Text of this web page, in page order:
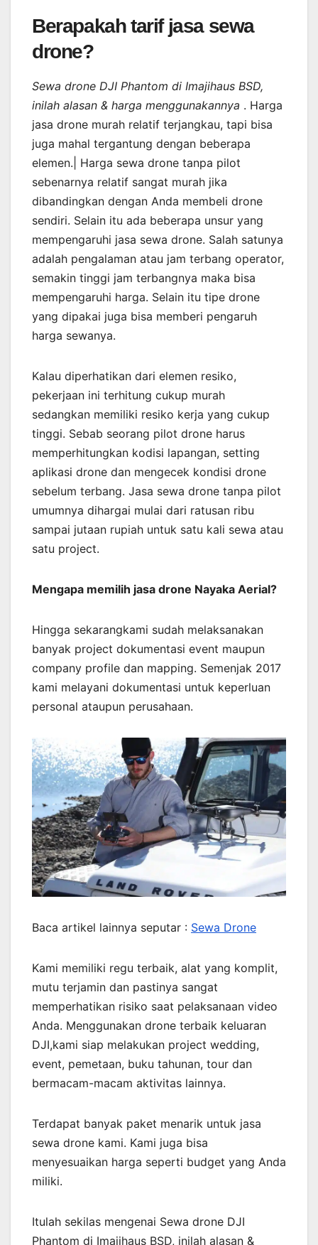
Berapakah tarif jasa sewa
drone?
Sewa drone DJI Phantom di Imajihaus BSD,
inilah alasan & harga menggunakannya . Harga
jasa drone murah relatif terjangkau, tapi bisa
juga mahal tergantung dengan beberapa
elemen.| Harga sewa drone tanpa pilot
sebenarnya relatif sangat murah jika
dibandingkan dengan Anda membeli drone
sendiri. Selain itu ada beberapa unsur yang
mempengaruhi jasa sewa drone. Salah satunya
adalah pengalaman atau jam terbang operator,
semakin tinggi jam terbangnya maka bisa
mempengaruhi harga. Selain itu tipe drone
yang dipakai juga bisa memberi pengaruh
harga sewanya.
Kalau diperhatikan dari elemen resiko,
pekerjaan ini terhitung cukup murah
sedangkan memiliki resiko kerja yang cukup
tinggi. Sebab seorang pilot drone harus
memperhitungkan kodisi lapangan, setting
aplikasi drone dan mengecek kondisi drone
sebelum terbang. Jasa sewa drone tanpa pilot
umumnya dihargai mulai dari ratusan ribu
sampai jutaan rupiah untuk satu kali sewa atau
satu project.
Mengapa memilih jasa drone Nayaka Aerial?
Hingga sekarangkami sudah melaksanakan
banyak project dokumentasi event maupun
company profile dan mapping. Semenjak 2017
kami melayani dokumentasi untuk keperluan
personal ataupun perusahaan.
Baca artikel lainnya seputar : Sewa Drone
Kami memiliki regu terbaik, alat yang komplit,
mutu terjamin dan pastinya sangat
memperhatikan risiko saat pelaksanaan video
Anda. Menggunakan drone terbaik keluaran
DJI,kami siap melakukan project wedding,
event, pemetaan, buku tahunan, tour dan
bermacam-macam aktivitas lainnya.
Terdapat banyak paket menarik untuk jasa
sewa drone kami. Kami juga bisa
menyesuaikan harga seperti budget yang Anda
miliki.
Itulah sekilas mengenai Sewa drone DJI
Phantom di Imajihaus BSD, inilah alasan &